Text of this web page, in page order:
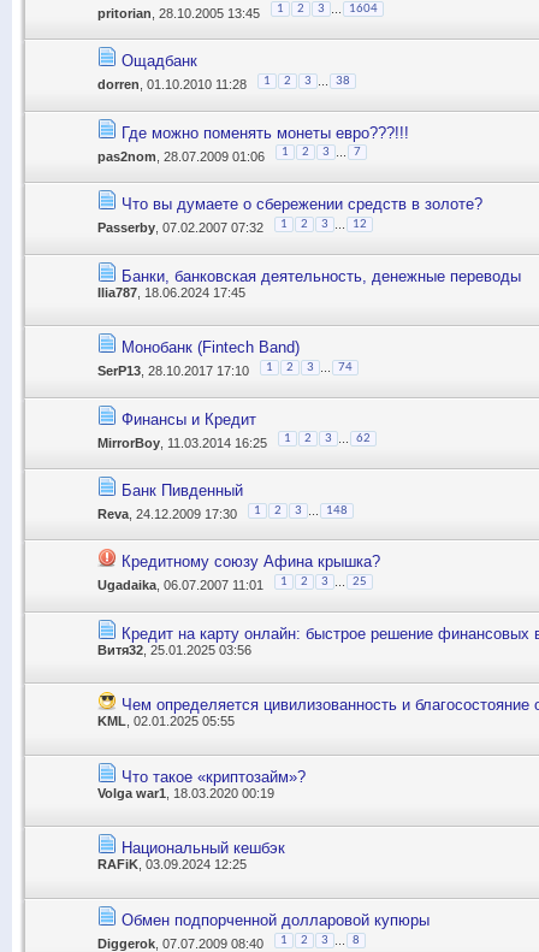
pritorian , 28.10.2005 13:45 1 2 3 ... 1604
Ощадбанк
dorren , 01.10.2010 11:28 1 2 3 38
Где можно поменять монеты евро???!!!
pas2nom , 28.07.2009 01:06 1 2 3 7
Что вы думаете о сбережении средств в золоте?
Passerby , 07.02.2007 07:32 1 2 3 12
Банки, банковская деятельность, денежные переводы
Ilia787 , 18.06.2024 17:45
Монобанк (Fintech Band)
SerP13 , 28.10.2017 17:10 1 2 3 74
Финансы и Кредит
MirrorBoy , 11.03.2014 16:25 1 2 3 62
Банк Пивденный
Reva , 24.12.2009 17:30 1 2 3 148
Кредитному союзу Афина крышка?
Ugadaika , 06.07.2007 11:01 1 2 3 25
Кредит на карту онлайн: быстрое решение финансовых
Витя32 , 25.01.2025 03:56
Чем определяется цивилизованность и благосостояние
KML , 02.01.2025 05:55
Что такое «криптозайм»?
Volga war1 , 18.03.2020 00:19
Национальный кешбэк
RAFiK , 03.09.2024 12:25
Обмен подпорченной долларовой купюры
Diggerok , 07.07.2009 08:40 1 2 3 8